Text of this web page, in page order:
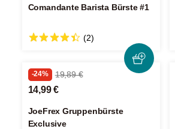
Comandante Barista Bürste #1
(2)
-24% 19,89 €
14,99 €
JoeFrex Gruppenbürste
Exclusive